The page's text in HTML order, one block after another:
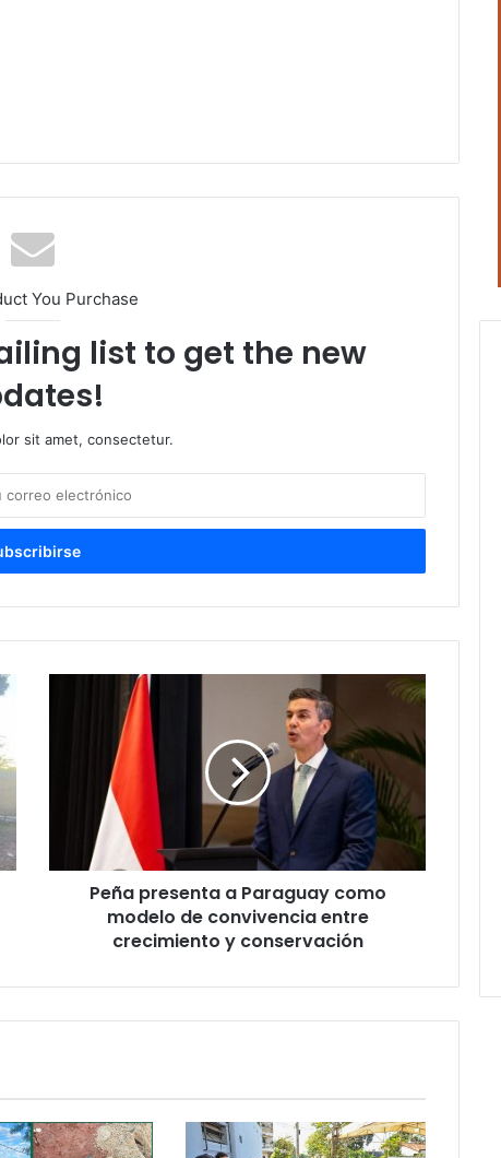
You Purchase
list to get the new
sit amet, consectetur.
Peña presenta a Paraguay como
modelo de convivencia entre
crecimiento y conservación